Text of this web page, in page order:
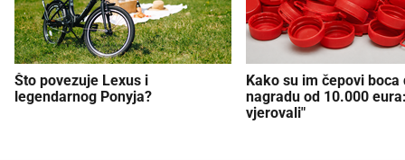
Što povezuje Lexus i
legendarnog Ponyja?
Kako su im čepovi boca
nagradu od 10.000
vjerovali"